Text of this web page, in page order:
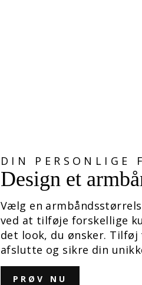
DIN PERSONLIGE
Design et
Vælg en
ved at tilføje forskellige
det look, du ønsker.
afslutte og sikre din
PRØV NU